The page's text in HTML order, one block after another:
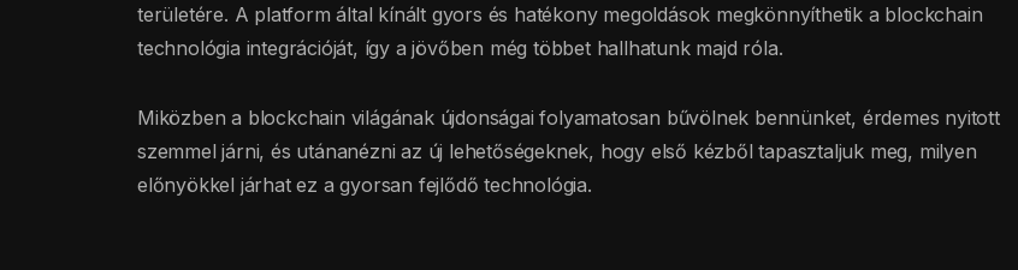
területére. A platform által kínált gyors és hatékony megoldások megkönnyíthetik a blockchain
technológia integrációját, így a jövőben még többet hallhatunk majd róla.
Miközben a blockchain világának újdonságai folyamatosan bűvölnek bennünket, érdemes nyitott
szemmel járni, és utánanézni az új lehetőségeknek, hogy első kézből tapasztaljuk meg, milyen
előnyökkel járhat ez a gyorsan fejlődő technológia.